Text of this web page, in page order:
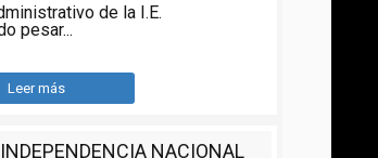
de la I.E.
pesar...
Leer más
NACIONAL